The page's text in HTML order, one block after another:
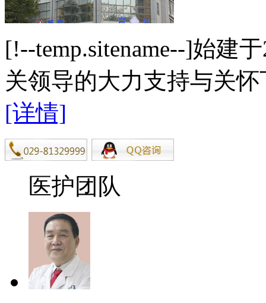
[!--temp.sitename--]始建
关领导的大力支持与关
[详情]
医护团队